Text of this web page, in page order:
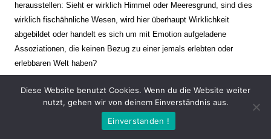
herausstellen: Sieht er wirklich Himmel oder Meeresgrund, sind dies
wirklich fischähnliche Wesen, wird hier überhaupt Wirklichkeit
abgebildet oder handelt es sich um mit Emotion aufgeladene
Assoziationen, die keinen Bezug zu einer jemals erlebten oder
erlebbaren Welt haben?
Verharren und Dynamik stehen sich dabei gegenüber. Zeit steht still
oder verrinnt im Nu. Es soll dabei eine Spannung, auch farblich, bis
zur Schmerzgrenze erzeugt werden. Die Arbeiten stellen ambivalente
Diese Website benutzt Cookies. Wenn du die Website weiter
nutzt, gehen wir von deinem Einverständnis aus.
Einverstanden !